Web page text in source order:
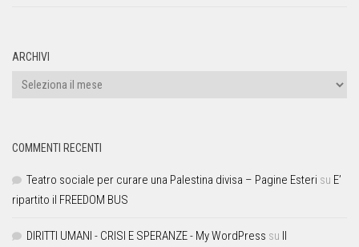
ARCHIVI
COMMENTI RECENTI
Teatro sociale per curare una Palestina divisa – Pagine Esteri su E’
ripartito il FREEDOM BUS
DIRITTI UMANI - CRISI E SPERANZE - My WordPress su Il